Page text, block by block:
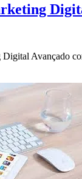
Avançado